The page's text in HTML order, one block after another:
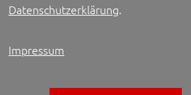
Datenschutzerklärung.
Impressum